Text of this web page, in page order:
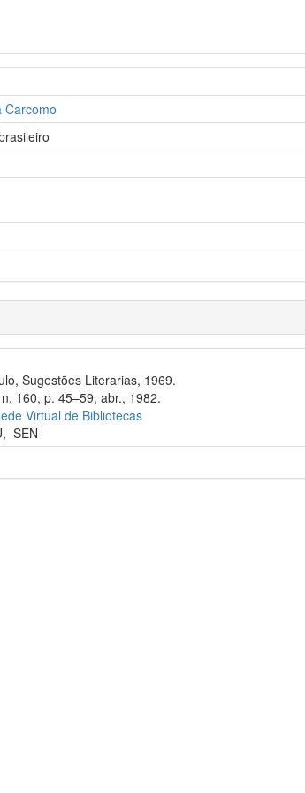
Carcomo
Sugestões Literarias, 1969.
160, p. 45–59, abr., 1982.
Virtual de Bibliotecas
,SEN